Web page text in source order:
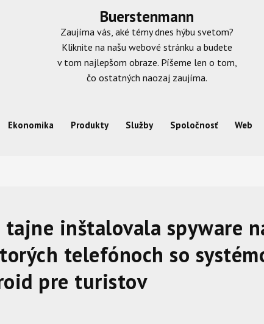
Buerstenmann
Zaujíma vás, aké témy dnes hýbu svetom?
Kliknite na našu webové stránku a budete
v tom najlepšom obraze. Píšeme len o tom,
čo ostatných naozaj zaujíma.
Ekonomika Produkty Služby Spoločnosť Web
tajne inštalovala spyware
telefónoch so
pre turistov